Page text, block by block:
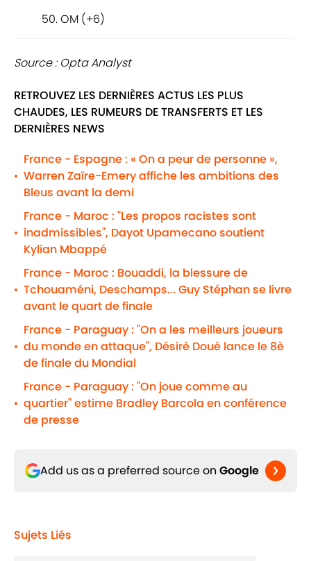
50. OM (+6)
Source : Opta Analyst
RETROUVEZ LES DERNIÈRES ACTUS LES PLUS
CHAUDES, LES RUMEURS DE TRANSFERTS ET LES
DERNIÈRES NEWS
•
France - Espagne : « On a peur de personne »,
Warren Zaïre-Emery affiche les ambitions des
Bleus avant la demi
•
France - Maroc : "Les propos racistes sont
inadmissibles", Dayot Upamecano soutient
Kylian Mbappé
•
France - Maroc : Bouaddi, la blessure de
Tchouaméni, Deschamps... Guy Stéphan se livre
avant le quart de finale
•
France - Paraguay : "On a les meilleurs joueurs
du monde en attaque", Désiré Doué lance le 8è
de finale du Mondial
•
France - Paraguay : "On joue comme au
quartier" estime Bradley Barcola en conférence
de presse
Add us as a preferred source on Google
Sujets Liés